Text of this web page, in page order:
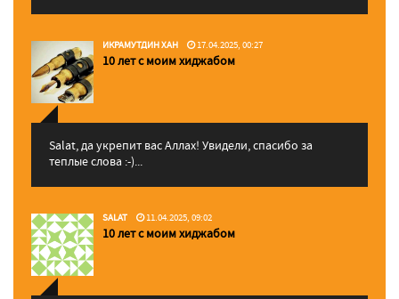
ИКРАМУТДИН ХАН 17.04.2025, 00:27
10 лет с моим хиджабом
Salat, да укрепит вас Аллаx! Увидели, спасибо за
теплые слова :-)...
SALAT 11.04.2025, 09:02
10 лет с моим хиджабом